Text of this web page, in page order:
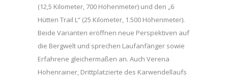
(12,5 Kilometer, 700 Höhenmeter) und den „6
Hütten Trail L“ (25 Kilometer, 1.500 Höhenmeter).
Beide Varianten eröffnen neue Perspektiven auf
die Bergwelt und sprechen Laufanfänger sowie
Erfahrene gleichermaßen an. Auch Verena
Hohenrainer, Drittplatzierte des Karwendellaufs